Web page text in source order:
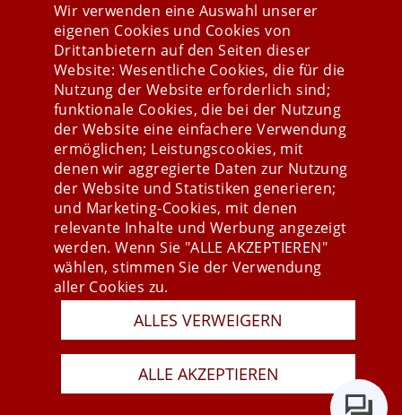
Stay connected
Presse
Newsletter
AGB
Datenschutz
Impressum
Wir verwenden eine Auswahl unserer
eigenen Cookies und Cookies von
Drittanbietern auf den Seiten dieser
Website: Wesentliche Cookies, die für die
Nutzung der Website erforderlich sind;
funktionale Cookies, die bei der Nutzung
der Website eine einfachere Verwendung
ermöglichen; Leistungscookies, mit
denen wir aggregierte Daten zur Nutzung
der Website und Statistiken generieren;
und Marketing-Cookies, mit denen
relevante Inhalte und Werbung angezeigt
werden. Wenn Sie "ALLE AKZEPTIEREN"
wählen, stimmen Sie der Verwendung
aller Cookies zu.
ALLES VERWEIGERN
ALLE AKZEPTIEREN